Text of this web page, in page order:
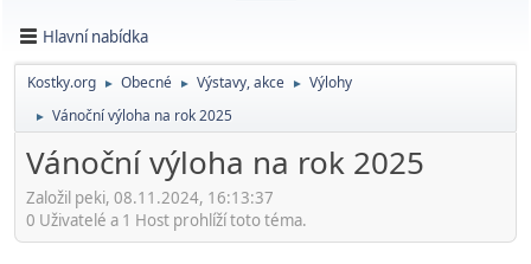
Hlavní nabídka
Kostky.org ► Obecné ► Výstavy, akce ► Výlohy
► Vánoční výloha na rok 2025
Vánoční výloha na rok 2025
Založil peki, 08.11.2024, 16:13:37
0 Uživatelé a 1 Host prohlíží toto téma.